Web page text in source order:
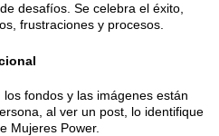
desafíos. Se celebra el éxito,
frustraciones y procesos.
fondos y las imágenes están
al ver un post, lo identifique
Mujeres Power.